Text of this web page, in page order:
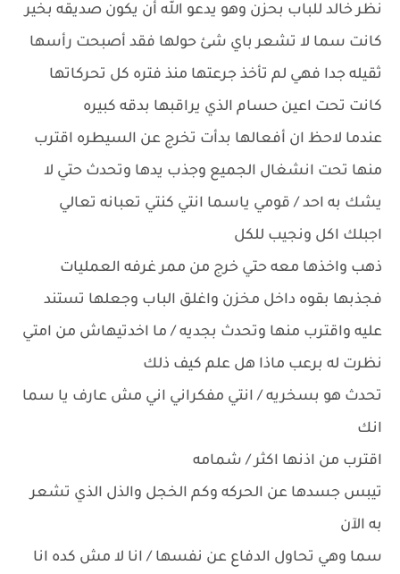
نظر خالد للباب بحزن وهو يدعو الله أن يكون صديقه بخير
كانت سما لا تشعر باي شئ حولها فقد أصبحت رأسها
ثقيله جدا فهي لم تأخذ جرعتها منذ فتره كل تحركاتها
كانت تحت اعين حسام الذي يراقبها بدقه كبيره
عندما لاحظ ان أفعالها بدأت تخرج عن السيطره اقترب
منها تحت انشغال الجميع وجذب يدها وتحدث حتي لا
يشك به احد / قومي ياسما انتي كنتي تعبانه تعالي
اجبلك اكل ونجيب للكل
ذهب واخذها معه حتي خرج من ممر غرفه العمليات
فجذبها بقوه داخل مخزن واغلق الباب وجعلها تستند
عليه واقترب منها وتحدث بجديه / ما اخدتيهاش من امتي
نظرت له برعب ماذا هل علم كيف ذلك
تحدث هو بسخريه / انتي مفكراني اني مش عارف يا سما
انك
اقترب من اذنها اكثر / شمامه
تيبس جسدها عن الحركه وكم الخجل والذل الذي تشعر
به الآن
سما وهي تحاول الدفاع عن نفسها / انا لا مش كده انا